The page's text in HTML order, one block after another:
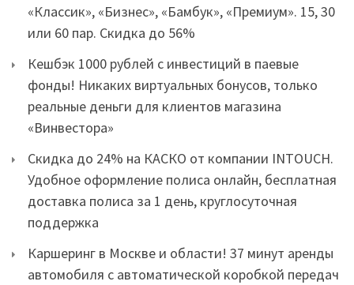
«Классик», «Бизнес», «Бамбук», «Премиум». 15, 30
или 60 пар. Скидка до 56%
Кешбэк 1000 рублей с инвестиций в паевые
фонды! Никаких виртуальных бонусов, только
реальные деньги для клиентов магазина
«Винвестора»
Скидка до 24% на КАСКО от компании INTOUCH.
Удобное оформление полиса онлайн, бесплатная
доставка полиса за 1 день, круглосуточная
поддержка
Каршеринг в Москве и области! 37 минут аренды
автомобиля с автоматической коробкой передач